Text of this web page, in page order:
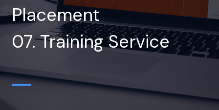
Placement
07. Training Service